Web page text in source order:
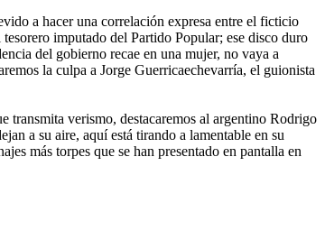
a hacer una correlación expresa entre el ficticio
imputado del Partido Popular; ese disco duro
del gobierno recae en una mujer, no vaya a
la culpa a Jorge Guerricaechevarría, el guionista
transmita verismo, destacaremos al argentino Rodrigo
a su aire, aquí está tirando a lamentable en su
más torpes que se han presentado en pantalla en